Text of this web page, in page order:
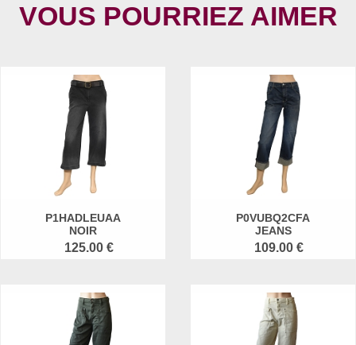
VOUS POURRIEZ AIMER
P1HADLEUAA
NOIR
125.00 €
P0VUBQ2CFA
JEANS
109.00 €